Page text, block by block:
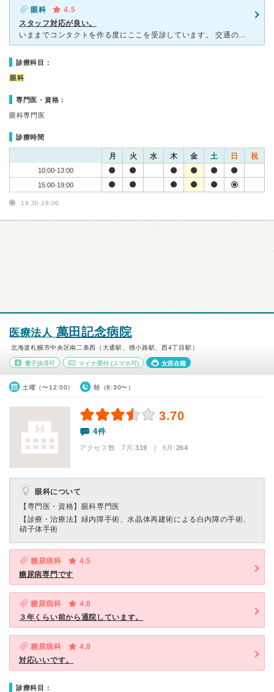
眼科
4.5
スタッフ対応が良い。
いままでコンタクトを作る度にここを受診しています。 交通の便が良いのが助かりますし、結構混んでいることもありますが、スタッフの方達がてきぱきと検査など進めてくれて、ストレスをあまり感じることなく
診療科目：
眼科
専門医・資格：
眼科専門医
診療時間
月 火 水 木 金 土 日 祝
10:00-13:00
15:00-19:00
14:30-18:00
医療法人 萬田記念病院
北海道札幌市中央区南二条西（大通駅、狸小路駅、西4丁目駅）
電子決済可 マイナ受付(スマホ可) 女医在籍
土曜（〜12:00） 朝（8:30〜）
3.70
4件
アクセス数 7月:319 | 6月:264
眼科について
【専門医・資格】 眼科専門医
【診療・治療法】 緑内障手術、水晶体再建術による白内障の手術、
硝子体手術
糖尿病科
4.5
糖尿病専門です
糖尿病科
4.0
３年くらい前から通院しています。
糖尿病科
4.0
対応いいです。
診療科目：